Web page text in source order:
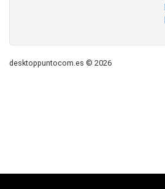
desktoppuntocom.es © 2026